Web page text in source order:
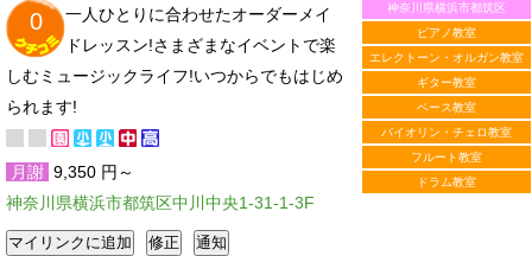
神奈川県横浜市都筑区
ピアノ教室
エレクトーン・オルガン教室
ギター教室
ベース教室
バイオリン・チェロ教室
フルート教室
ドラム教室
0
一人ひとりに合わせたオーダーメイ
ドレッスン!さまざまなイベントで楽
しむミュージックライフ!いつからでもはじめ
られます!
月謝 9,350 円～
神奈川県横浜市都筑区中川中央1-31-1-3F